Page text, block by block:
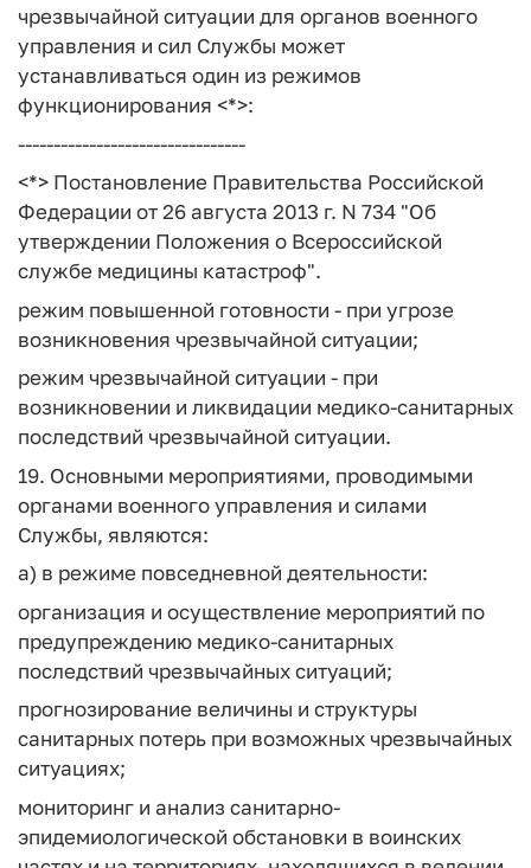
чрезвычайной ситуации для органов военного
управления и сил Службы может
устанавливаться один из режимов
функционирования <*>:
--------------------------------
<*> Постановление Правительства Российской
Федерации от 26 августа 2013 г. N 734 "Об
утверждении Положения о Всероссийской
службе медицины катастроф".
режим повышенной готовности - при угрозе
возникновения чрезвычайной ситуации;
режим чрезвычайной ситуации - при
возникновении и ликвидации медико-санитарных
последствий чрезвычайной ситуации.
19. Основными мероприятиями, проводимыми
органами военного управления и силами
Службы, являются:
а) в режиме повседневной деятельности:
организация и осуществление мероприятий по
предупреждению медико-санитарных
последствий чрезвычайных ситуаций;
прогнозирование величины и структуры
санитарных потерь при возможных чрезвычайных
ситуациях;
мониторинг и анализ санитарно-
эпидемиологической обстановки в воинских